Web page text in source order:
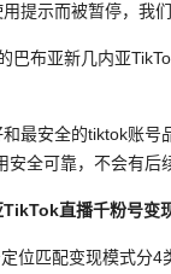
提示而被暂停，我
巴布亚新几内亚
最安全的tiktok账号
全可靠，不会有后
直播千粉号变
位匹配变现模式分4